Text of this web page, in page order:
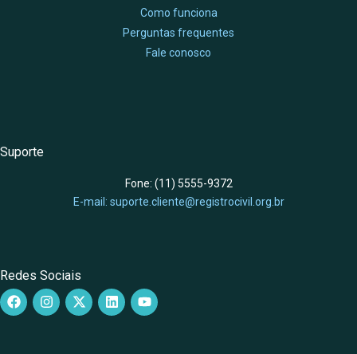
Como funciona
Perguntas frequentes
Fale conosco
Suporte
Fone: (11) 5555-9372
E-mail: suporte.cliente@registrocivil.org.br
Redes Sociais
F
a
c
I
n
s
X
-
t
L
i
n
Y
o
u